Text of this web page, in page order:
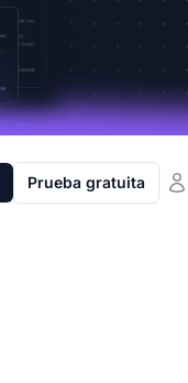
Prueba gratuita